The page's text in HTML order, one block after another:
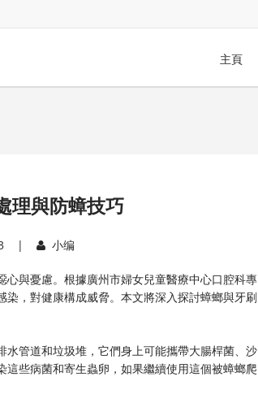
主頁
理與防蟑技巧
| 小编
與憂慮。根據廣州市婦女兒童醫療中心口腔科專
，對健康構成威脅。本文將深入探討蟑螂與牙刷
管道和垃圾堆，它們身上可能攜帶大腸桿菌、沙
些病菌和寄生蟲卵，如果繼續使用這個被蟑螂爬